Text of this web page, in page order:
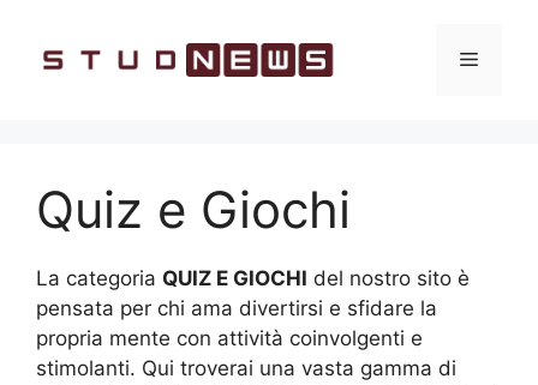
contenuto
Menu
Quiz e Giochi
La categoria QUIZ E GIOCHI del nostro sito è
pensata per chi ama divertirsi e sfidare la
propria mente con attività coinvolgenti e
stimolanti. Qui troverai una vasta gamma di